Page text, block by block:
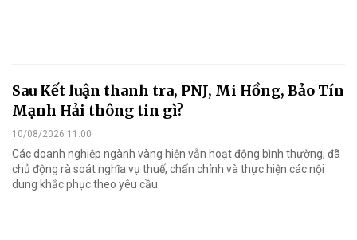
Sau Kết luận thanh tra, PNJ, Mi Hồng, Bảo Tín
Mạnh Hải thông tin gì?
10/08/2026 11:00
Các doanh nghiệp ngành vàng hiện vẫn hoạt động bình thường, đã
chủ động rà soát nghĩa vụ thuế, chấn chỉnh và thực hiện các nội
dung khắc phục theo yêu cầu.